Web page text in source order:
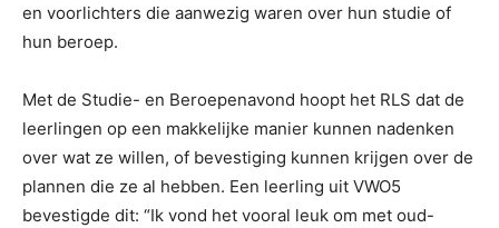
en voorlichters die aanwezig waren over hun studie of
hun beroep.
Met de Studie- en Beroepenavond hoopt het RLS dat de
leerlingen op een makkelijke manier kunnen nadenken
over wat ze willen, of bevestiging kunnen krijgen over de
plannen die ze al hebben. Een leerling uit VWO5
bevestigde dit: “Ik vond het vooral leuk om met oud-